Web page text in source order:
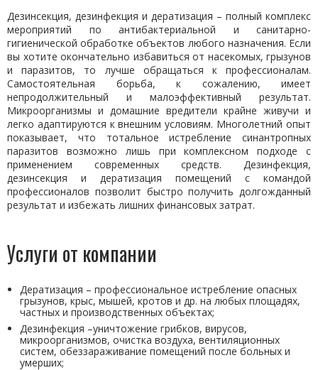
Дезинсекция, дезинфекция и дератизация – полный комплекс
мероприятий по антибактериальной и санитарно-
гигиенической обработке объектов любого назначения. Если
вы хотите окончательно избавиться от насекомых, грызунов
и паразитов, то лучше обращаться к профессионалам.
Самостоятельная борьба, к сожалению, имеет
непродолжительный и малоэффективный результат.
Микроорганизмы и домашние вредители крайне живучи и
легко адаптируются к внешним условиям. Многолетний опыт
показывает, что тотальное истребление синантропных
паразитов возможно лишь при комплексном подходе с
применением современных средств. Дезинфекция,
дезинсекция и дератизация помещений с командой
профессионалов позволит быстро получить долгожданный
результат и избежать лишних финансовых затрат.
Услуги от компании
Дератизация – профессиональное истребление опасных
грызунов, крыс, мышей, кротов и др. на любых площадях,
частных и производственных объектах;
Дезинфекция –уничтожение грибков, вирусов,
микроорганизмов, очистка воздуха, вентиляционных
систем, обеззараживание помещений после больных и
умерших;